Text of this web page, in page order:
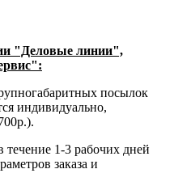
"Деловые линии",
посылок
индивидуально,
течение 1-3 рабочих дней
заказа и